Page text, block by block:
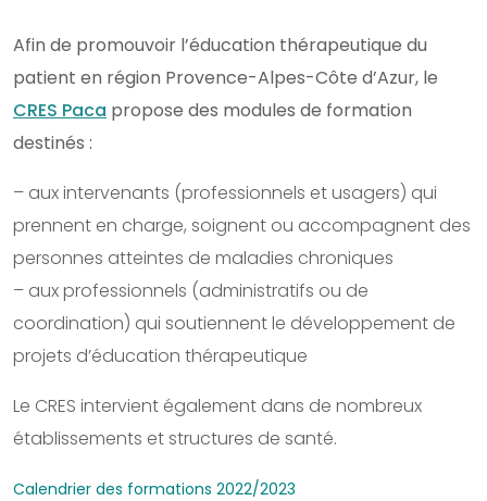
Afin de promouvoir l’éducation thérapeutique du
patient en région Provence-Alpes-Côte d’Azur, le
CRES Paca propose des modules de formation
destinés :
– aux intervenants (professionnels et usagers) qui
prennent en charge, soignent ou accompagnent des
personnes atteintes de maladies chroniques
– aux professionnels (administratifs ou de
coordination) qui soutiennent le développement de
projets d’éducation thérapeutique
Le CRES intervient également dans de nombreux
établissements et structures de santé.
Calendrier des formations 2022/2023